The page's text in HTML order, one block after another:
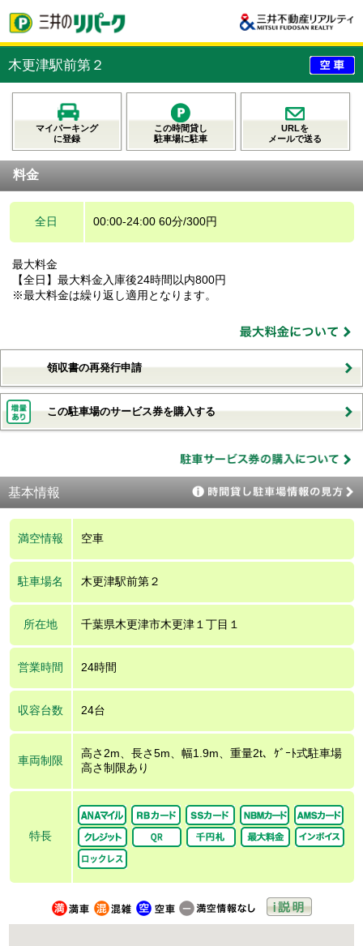
木更津駅前第２
マイパーキング
に登録
この時間貸し
駐車場に駐車
URLを
メールで送る
料金
全日 00:00-24:00 60分/300円
最大料金
【全日】最大料金入庫後24時間以内800円
※最大料金は繰り返し適用となります。
領収書の再発行申請
この駐車場のサービス券を購入する
基本情報
満空情報 空車
駐車場名 木更津駅前第２
所在地 千葉県木更津市木更津１丁目１
営業時間 24時間
収容台数 24台
車両制限
高さ2m、長さ5m、幅1.9m、重量2t、ｹﾞｰﾄ式駐車場
高さ制限あり
特長